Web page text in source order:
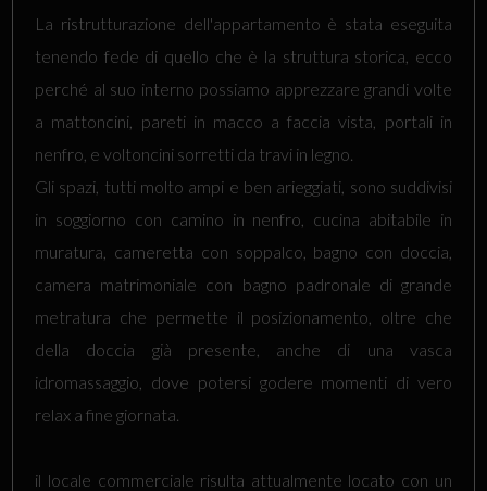
La ristrutturazione dell'appartamento è stata eseguita
tenendo fede di quello che è la struttura storica, ecco
perché al suo interno possiamo apprezzare grandi volte
a mattoncini, pareti in macco a faccia vista, portali in
nenfro, e voltoncini sorretti da travi in legno.
Gli spazi, tutti molto ampi e ben arieggiati, sono suddivisi
in soggiorno con camino in nenfro, cucina abitabile in
muratura, cameretta con soppalco, bagno con doccia,
camera matrimoniale con bagno padronale di grande
metratura che permette il posizionamento, oltre che
della doccia già presente, anche di una vasca
idromassaggio, dove potersi godere momenti di vero
relax a fine giornata.
il locale commerciale risulta attualmente locato con un